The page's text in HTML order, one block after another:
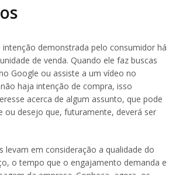
demonstrada pelo consumidor há
de venda. Quando ele faz buscas
Google ou assiste a um vídeo no
haja intenção de compra, isso
acerca de algum assunto, que pode
ou desejo que, futuramente, deverá ser
levam em consideração a qualidade do
o tempo que o engajamento demanda e